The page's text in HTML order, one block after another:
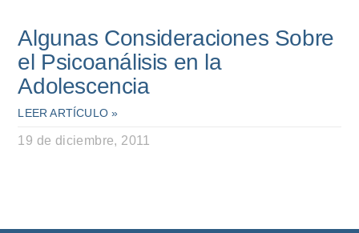
Algunas Consideraciones Sobre
el Psicoanálisis en la
Adolescencia
LEER ARTÍCULO »
19 de diciembre, 2011